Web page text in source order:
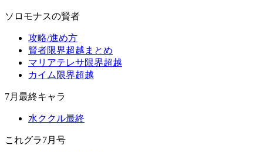
ソロモナスの賢者
攻略/進め方
賢者限界超越まとめ
マリアテレサ限界超越
カイム限界超越
7月最終キャラ
水ククル最終
これグラ7月号